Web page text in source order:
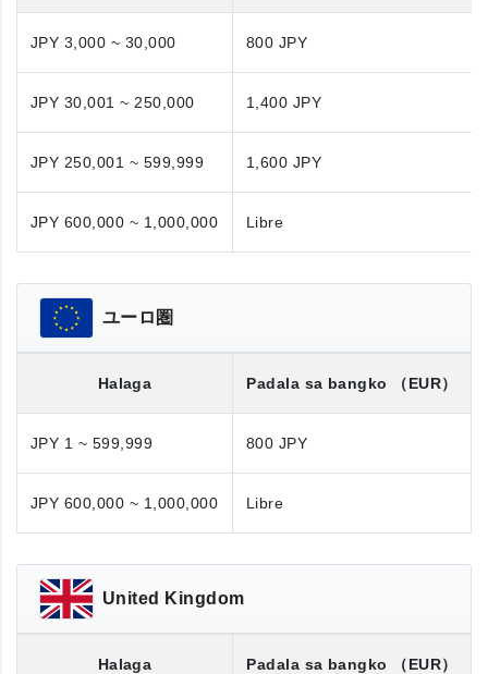
JPY 3,000 ~ 30,000 800 JPY
JPY 30,001 ~ 250,000 1,400 JPY
JPY 250,001 ~ 599,999 1,600 JPY
JPY 600,000 ~ 1,000,000 Libre
ユーロ圏
Halaga Padala sa bangko （EUR）
JPY 1 ~ 599,999 800 JPY
JPY 600,000 ~ 1,000,000 Libre
United Kingdom
Halaga Padala sa bangko （EUR）